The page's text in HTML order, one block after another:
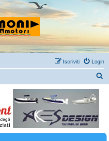
Login
Iscriviti